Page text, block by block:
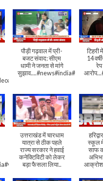
पौड़ी गढ़वाल में प्री-
बजट संवाद: सीएम
धामी ने जनता से मांगे
टिहरी
14
उत्तराखंड में चारधाम
यात्रा से ठीक पहले
राज्य सरकार ने हवाई
कनेक्टिविटी को लेकर
बड़ा फैसला लिया..
स्कूल
साफ